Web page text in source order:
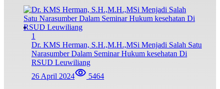
1
Dr. KMS Herman, S.H.,M.H.,MSi Menjadi Salah Satu
Narasumber Dalam Seminar Hukum kesehatan Di
RSUD Leuwiliang
26 April 2024
5464